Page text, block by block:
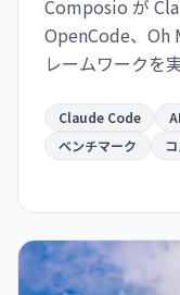
Composio が
OpenCode、Oh
レームワークを
は $0.073 で 2.7
度か価格か、用
Claude Code
ベンチマーク